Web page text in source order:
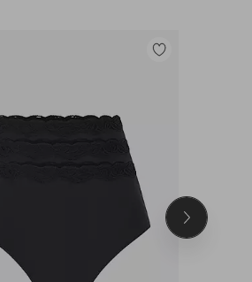
Toevoegen
Volgend